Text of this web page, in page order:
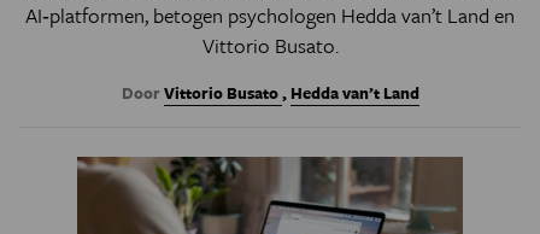
AI‑platformen, betogen psychologen Hedda van’t Land en
Vittorio Busato.
DoorVittorio Busato, Hedda van’t Land